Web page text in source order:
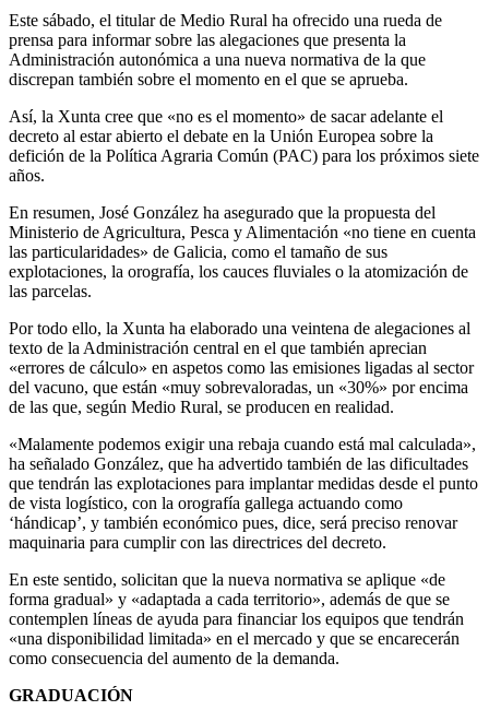
Este sábado, el titular de Medio Rural ha ofrecido una rueda de
prensa para informar sobre las alegaciones que presenta la
Administración autonómica a una nueva normativa de la que
discrepan también sobre el momento en el que se aprueba.
Así, la Xunta cree que «no es el momento» de sacar adelante el
decreto al estar abierto el debate en la Unión Europea sobre la
defición de la Política Agraria Común (PAC) para los próximos siete
años.
En resumen, José González ha asegurado que la propuesta del
Ministerio de Agricultura, Pesca y Alimentación «no tiene en cuenta
las particularidades» de Galicia, como el tamaño de sus
explotaciones, la orografía, los cauces fluviales o la atomización de
las parcelas.
Por todo ello, la Xunta ha elaborado una veintena de alegaciones al
texto de la Administración central en el que también aprecian
«errores de cálculo» en aspetos como las emisiones ligadas al sector
del vacuno, que están «muy sobrevaloradas, un «30%» por encima
de las que, según Medio Rural, se producen en realidad.
«Malamente podemos exigir una rebaja cuando está mal calculada»,
ha señalado González, que ha advertido también de las dificultades
que tendrán las explotaciones para implantar medidas desde el punto
de vista logístico, con la orografía gallega actuando como
‘hándicap’, y también económico pues, dice, será preciso renovar
maquinaria para cumplir con las directrices del decreto.
En este sentido, solicitan que la nueva normativa se aplique «de
forma gradual» y «adaptada a cada territorio», además de que se
contemplen líneas de ayuda para financiar los equipos que tendrán
«una disponibilidad limitada» en el mercado y que se encarecerán
como consecuencia del aumento de la demanda.
GRADUACIÓN